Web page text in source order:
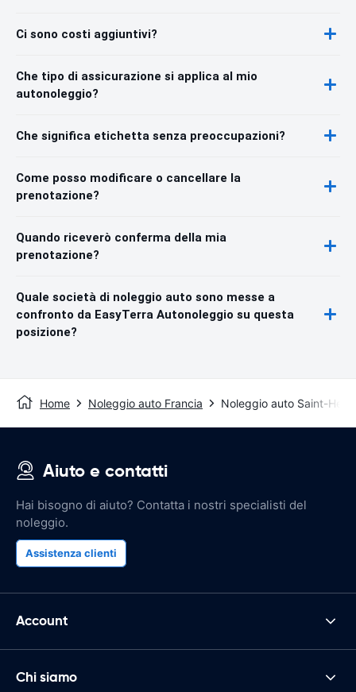
Ci sono costi aggiuntivi?
Che tipo di assicurazione si applica al mio
autonoleggio?
Che significa etichetta senza preoccupazioni?
Come posso modificare o cancellare la
prenotazione?
Quando riceverò conferma della mia
prenotazione?
Quale società di noleggio auto sono messe a
confronto da EasyTerra Autonoleggio su questa
posizione?
Home Noleggio auto Francia Noleggio auto Saint-
Aiuto e contatti
Hai bisogno di aiuto? Contatta i nostri specialisti del
noleggio.
Assistenza clienti
Account
Chi siamo